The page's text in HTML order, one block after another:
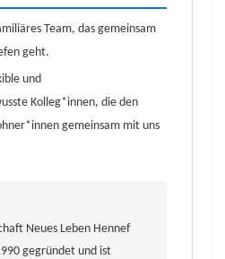
Team, das gemeinsam
geht.
und
Kolleg*innen, die den
gemeinsam mit uns
Neues Leben Hennef
gegründet und ist